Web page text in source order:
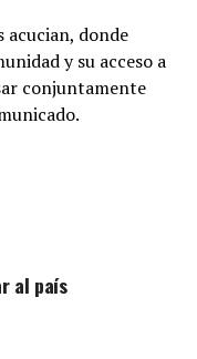
acucian, donde
y su acceso a
conjuntamente
al país